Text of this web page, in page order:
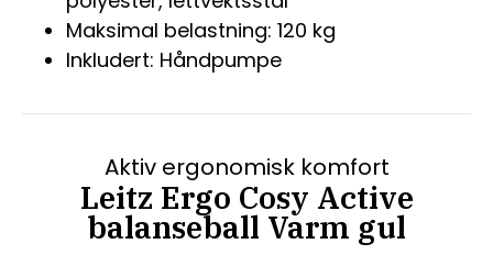
Maksimal belastning: 120 kg
Inkludert: Håndpumpe
Aktiv ergonomisk komfort
Leitz Ergo Cosy Active
balanseball Varm gul